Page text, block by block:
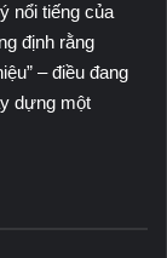
nổi tiếng của
định rằng
– điều đang
dựng một